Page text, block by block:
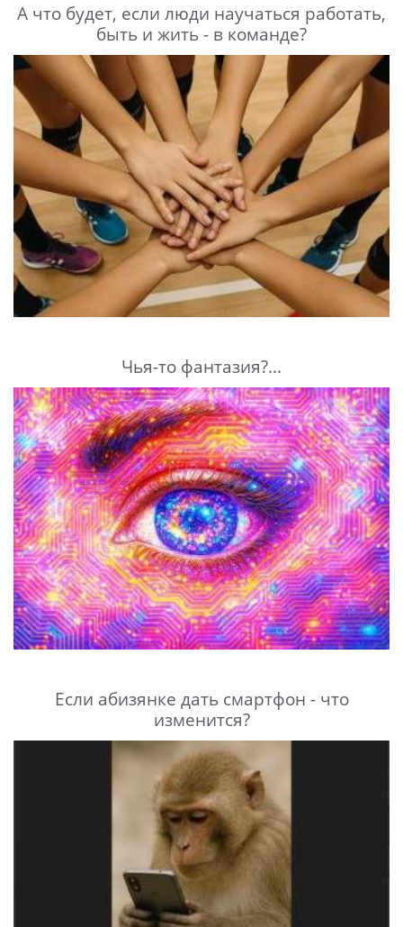
А что будет, если люди научаться работать,
быть и жить - в команде?
Чья-то фантазия?...
Если абизянке дать смартфон - что
изменится?